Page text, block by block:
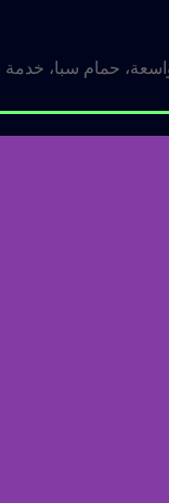
حمام سبا، خدمة